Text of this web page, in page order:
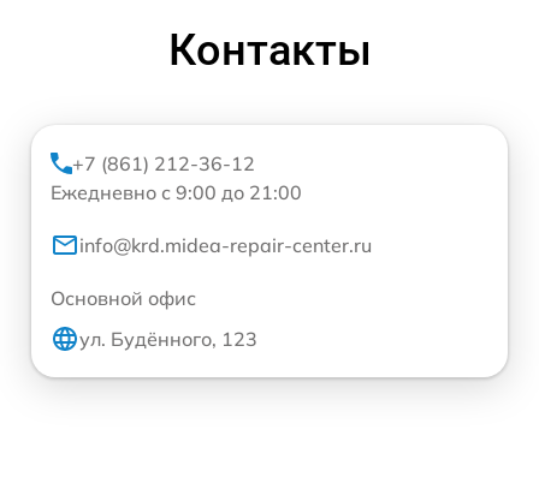
Контакты
+7 (861) 212-36-12
Ежедневно с 9:00 до 21:00
info@krd.midea-repair-center.ru
Основной офис
ул. Будённого, 123